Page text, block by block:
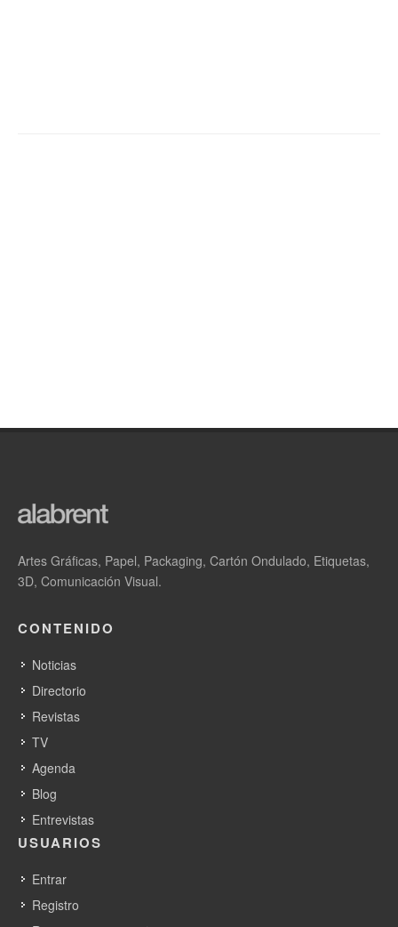
Artes Gráficas, Papel, Packaging, Cartón Ondulado, Etiquetas,
3D, Comunicación Visual.
CONTENIDO
Noticias
Directorio
Revistas
TV
Agenda
Blog
Entrevistas
USUARIOS
Entrar
Registro